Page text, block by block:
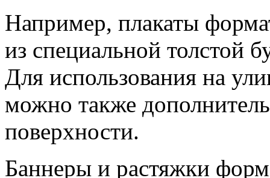
Например, плакаты
из специальной толстой
Для использования на
можно также
поверхности.
Баннеры и растяжки